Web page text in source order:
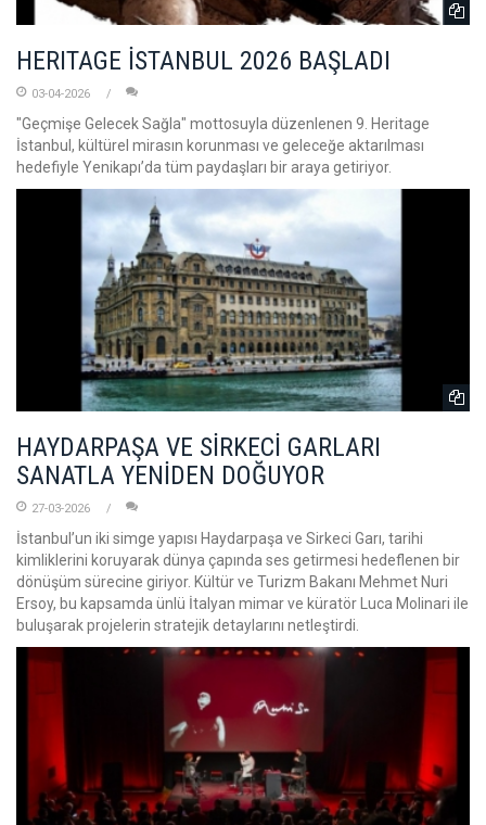
HERITAGE İSTANBUL 2026 BAŞLADI
03-04-2026
"Geçmişe Gelecek Sağla" mottosuyla düzenlenen 9. Heritage
İstanbul, kültürel mirasın korunması ve geleceğe aktarılması
hedefiyle Yenikapı’da tüm paydaşları bir araya getiriyor.
HAYDARPAŞA VE SİRKECİ GARLARI
SANATLA YENİDEN DOĞUYOR
27-03-2026
İstanbul’un iki simge yapısı Haydarpaşa ve Sirkeci Garı, tarihi
kimliklerini koruyarak dünya çapında ses getirmesi hedeflenen bir
dönüşüm sürecine giriyor. Kültür ve Turizm Bakanı Mehmet Nuri
Ersoy, bu kapsamda ünlü İtalyan mimar ve küratör Luca Molinari ile
buluşarak projelerin stratejik detaylarını netleştirdi.